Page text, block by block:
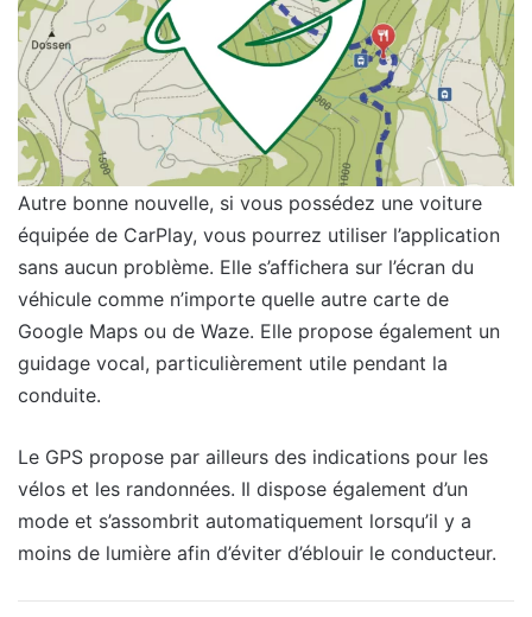
Autre bonne nouvelle, si vous possédez une voiture
équipée de CarPlay, vous pourrez utiliser l’application
sans aucun problème. Elle s’affichera sur l’écran du
véhicule comme n’importe quelle autre carte de
Google Maps ou de Waze. Elle propose également un
guidage vocal, particulièrement utile pendant la
conduite.
Le GPS propose par ailleurs des indications pour les
vélos et les randonnées. Il dispose également d’un
mode et s’assombrit automatiquement lorsqu’il y a
moins de lumière afin d’éviter d’éblouir le conducteur.